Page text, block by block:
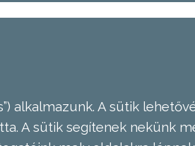
alkalmazunk. A sütik
A sütik segítenek nekünk